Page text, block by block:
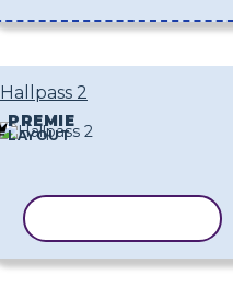
Hallpass 2
PREMIE
LAYOUT